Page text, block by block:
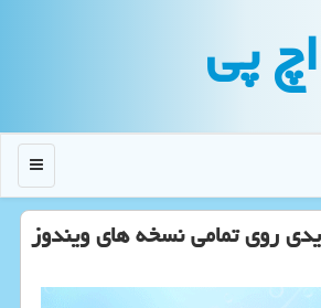
اچ پی
منو
روی تمامی نسخه های ویندوز